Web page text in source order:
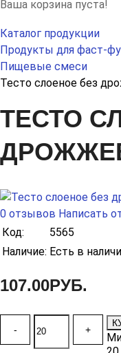
Ваша корзина пуста!
Каталог продукции
Продукты для фаст-
Пищевые смеси
Тесто слоеное без
ТЕСТО
0 отзывов Написать
Код:
5565
Наличие: Есть в
107.00РУБ.
- +